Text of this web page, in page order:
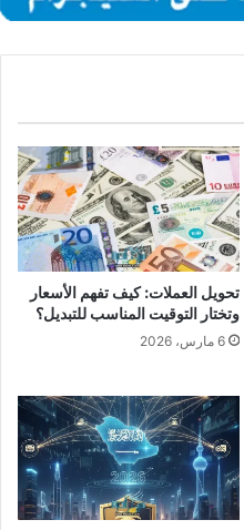
تحويل العملات: كيف تفهم الأسعار
وتختار التوقيت المناسب للتبديل؟
6 مارس، 2026